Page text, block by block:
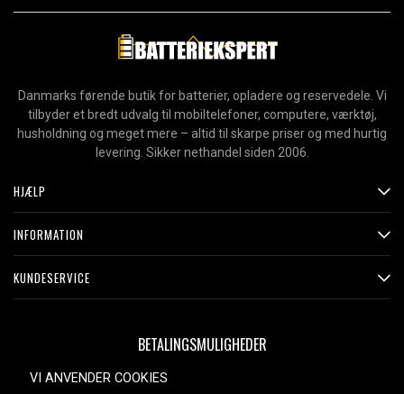
Danmarks førende butik for batterier, opladere og reservedele. Vi
tilbyder et bredt udvalg til mobiltelefoner, computere, værktøj,
husholdning og meget mere – altid til skarpe priser og med hurtig
levering. Sikker nethandel siden 2006.
HJÆLP
INFORMATION
KUNDESERVICE
BETALINGSMULIGHEDER
VI ANVENDER COOKIES